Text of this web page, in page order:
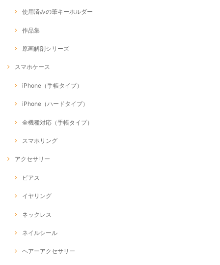
使用済みの筆キーホルダー
作品集
原画解剖シリーズ
スマホケース
iPhone（手帳タイプ）
iPhone（ハードタイプ）
全機種対応（手帳タイプ）
スマホリング
アクセサリー
ピアス
イヤリング
ネックレス
ネイルシール
ヘアーアクセサリー